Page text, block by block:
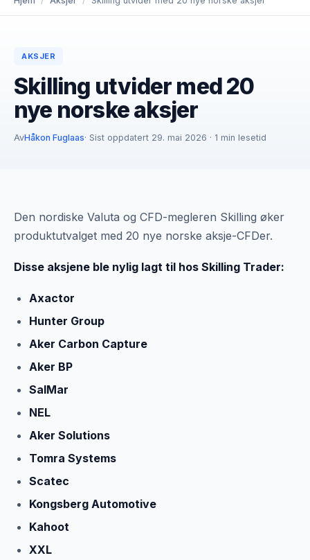
AKSJER
Skilling utvider med 20
nye norske aksjer
AvHåkon Fuglaas· Sist oppdatert 29. mai 2026 · 1 min lesetid
Den nordiske Valuta og CFD-megleren Skilling øker
produktutvalget med 20 nye norske aksje-CFDer.
Disse aksjene ble nylig lagt til hos Skilling Trader:
Axactor
Hunter Group
Aker Carbon Capture
Aker BP
SalMar
NEL
Aker Solutions
Tomra Systems
Scatec
Kongsberg Automotive
Kahoot
XXL